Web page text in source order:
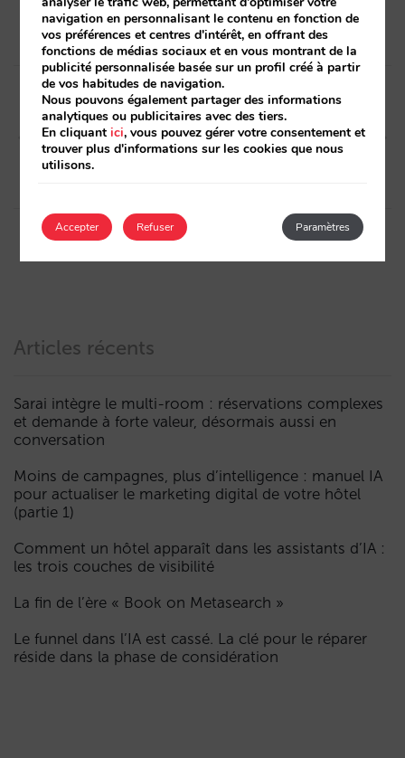
Post
navigation
Article précédent
Avec Mirai, les prix de votre
hôtel sur Google Hotel
Finder
Article suivant
Les prix de votre site visibles
sur TripAdvisor avec Mirai
Articles récents
Sarai intègre le multi-room : réservations complexes
et demande à forte valeur, désormais aussi en
conversation
Moins de campagnes, plus d’intelligence : manuel IA
pour actualiser le marketing digital de votre hôtel
(partie 1)
Comment un hôtel apparaît dans les assistants d’IA :
les trois couches de visibilité
La fin de l’ère « Book on Metasearch »
Le funnel dans l’IA est cassé. La clé pour le réparer
réside dans la phase de considération
navigation en personnalisant le contenu en fonction de
vos préférences et centres d'intérêt, en offrant des
fonctions de médias sociaux et en vous montrant de la
publicité personnalisée basée sur un profil créé à partir
de vos habitudes de navigation.
Nous pouvons également partager des informations
analytiques ou publicitaires avec des tiers.
En cliquantici, vous pouvez gérer votre consentement et
trouver plus d'informations sur les cookies que nous
utilisons.
Accepter Paramètres
Refuser